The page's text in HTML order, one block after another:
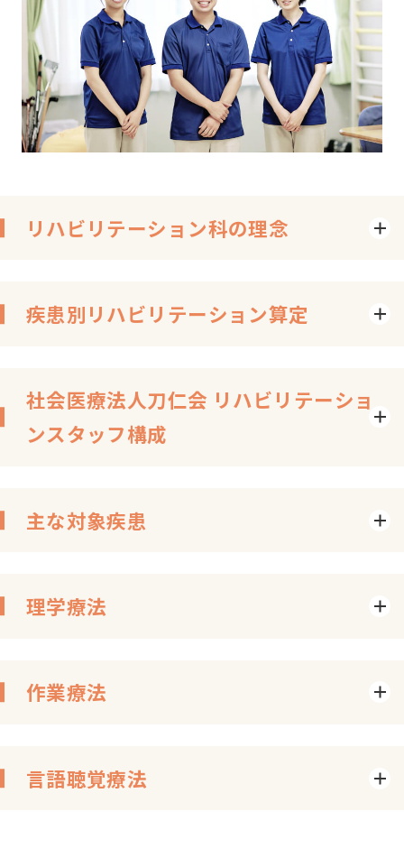
リハビリテーション科の理念
疾患別リハビリテーション算定
社会医療法人刀仁会 リハビリテーショ
ンスタッフ構成
主な対象疾患
理学療法
作業療法
言語聴覚療法